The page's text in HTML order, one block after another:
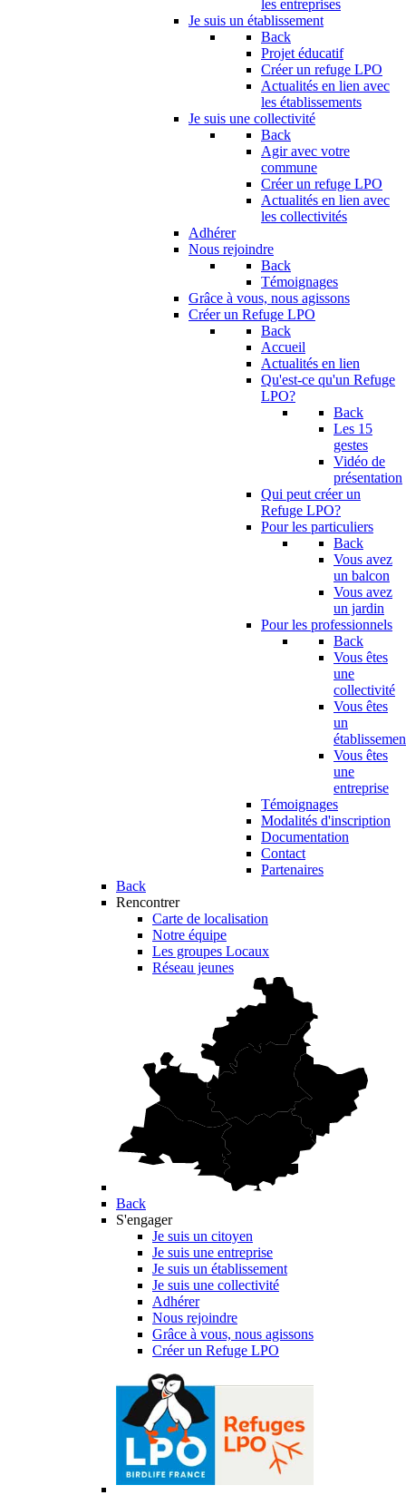
les entreprises
Je suis un établissement
Back
Projet éducatif
Créer un refuge LPO
Actualités en lien avec
les établissements
Je suis une collectivité
Back
Agir avec votre
commune
Créer un refuge LPO
Actualités en lien avec
les collectivités
Adhérer
Nous rejoindre
Back
Témoignages
Grâce à vous, nous agissons
Créer un Refuge LPO
Back
Accueil
Actualités en lien
Qu'est-ce qu'un Refuge
LPO?
Back
Les 15
gestes
Vidéo de
présentation
Qui peut créer un
Refuge LPO?
Pour les particuliers
Back
Vous avez
un balcon
Vous avez
un jardin
Pour les professionnels
Back
Vous êtes
une
collectivité
Vous êtes
un
Vous êtes
une
entreprise
Témoignages
Modalités d'inscription
Documentation
Contact
Partenaires
Back
Rencontrer
Carte de localisation
Notre équipe
Les groupes Locaux
Réseau jeunes
Back
S'engager
Je suis un citoyen
Je suis une entreprise
Je suis un établissement
Je suis une collectivité
Adhérer
Nous rejoindre
Grâce à vous, nous agissons
Créer un Refuge LPO